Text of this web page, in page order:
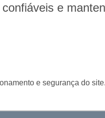
e
e segurança do site.